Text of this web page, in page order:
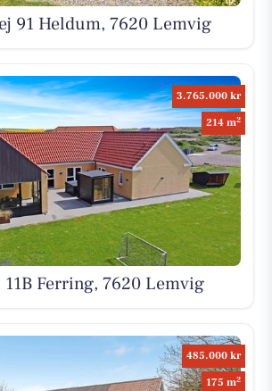
91 Heldum, 7620 Lemvig
3.765.000 kr
214 m2
11B Ferring, 7620 Lemvig
485.000 kr
175 m2